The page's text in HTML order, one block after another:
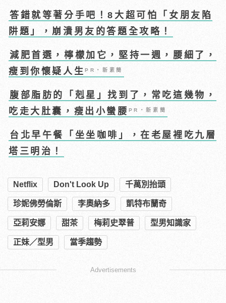
答錯就等著分手吧！8大超可怕「女朋友陷
阱題」，崩潰男友的答題全攻略！
減肥首選，檸檬加它，堅持一週，腰細了，
瘦到你懷疑人生PR・新素簡
腹部脂肪的「剋星」找到了，常吃這幾物，
吃走大肚囊，瘦出小蠻腰 PR・新素簡
台北早午餐「坐坐咖啡」，在老屋裡吃九層
塔三明治！
Netflix Don't Look Up 千萬別抬頭
珍妮佛勞倫斯 李奧納多 凱特布蘭奇
亞莉安娜 甜茶 梅莉史翠普 型男知識家
正妹／型男 當季趨勢
Advertisements